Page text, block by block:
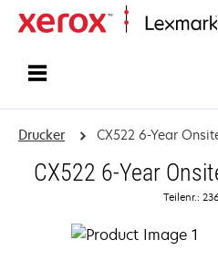
Drucker CX522 6-Year
CX522 6-Year
Teilenr.: